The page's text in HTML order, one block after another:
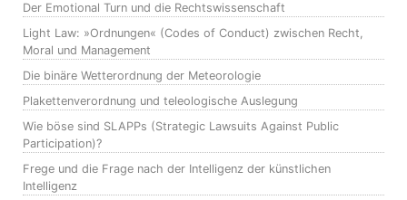
Der Emotional Turn und die Rechtswissenschaft
Light Law: »Ordnungen« (Codes of Conduct) zwischen Recht,
Moral und Management
Die binäre Wetterordnung der Meteorologie
Plakettenverordnung und teleologische Auslegung
Wie böse sind SLAPPs (Strategic Lawsuits Against Public
Participation)?
Frege und die Frage nach der Intelligenz der künstlichen
Intelligenz